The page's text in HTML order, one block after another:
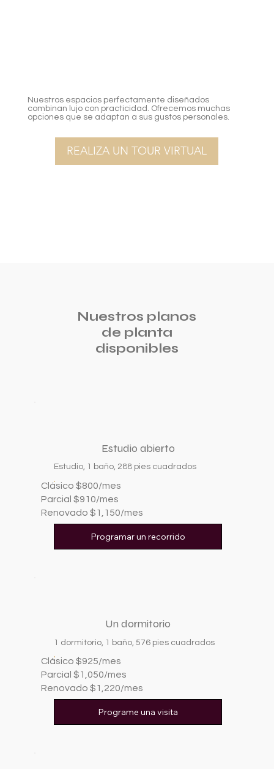
Nuestros espacios perfectamente diseñados
combinan lujo con practicidad. Ofrecemos muchas
opciones que se adaptan a sus gustos personales.
REALIZA UN TOUR VIRTUAL
Nuestros planos
de planta
disponibles
Estudio abierto
Estudio, 1 baño, 288 pies cuadrados
Clásico $800/mes
Parcial $910/mes
Renovado $1,150/mes
Programar un recorrido
Un dormitorio
1 dormitorio, 1 baño, 576 pies cuadrados
Clásico $925/mes
Parcial $1,050/mes
Renovado $1,220/mes
Programe una visita